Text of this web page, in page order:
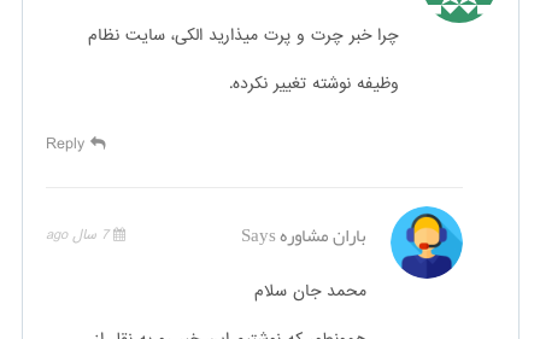
چرا خبر چرت و پرت میذارید الکی، سایت نظام
وظیفه نوشته تغییر نکرده.
Reply
باران مشاورهSays 7 سال ago
محمد جان سلام